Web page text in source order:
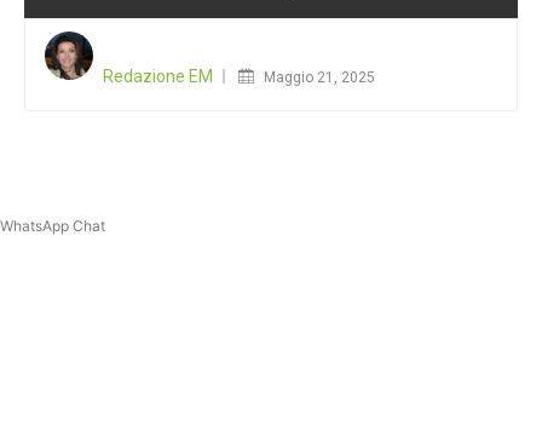
Redazione EM
Maggio 21, 2025
WhatsApp Chat